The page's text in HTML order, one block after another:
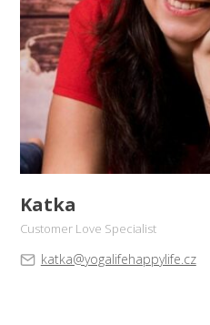
Katka
Customer Love Specialist
katka@yogalifehappylife.cz